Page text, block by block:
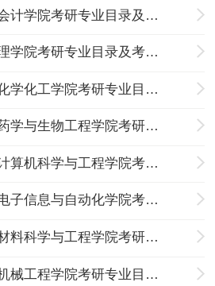
2017年重庆理工大学会计学院考研专业目录及考试科目
2017年重庆理工大学理学院考研专业目录及考试科目
2017年重庆理工大学化学化工学院考研专业目录及考试科目
2017年重庆理工大学药学与生物工程学院考研专业目录及考试科目
2017年重庆理工大学计算机科学与工程学院考研专业目录及考试科目
2017年重庆理工大学电子信息与自动化学院考研专业目录及考试科目
2017年重庆理工大学材料科学与工程学院考研专业目录及考试科目
2017年重庆理工大学机械工程学院考研专业目录及考试科目